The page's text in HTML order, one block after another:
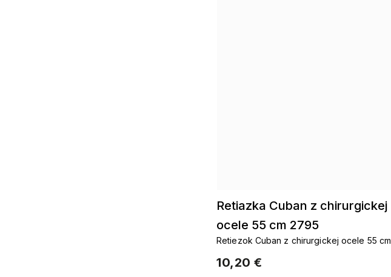
Retiazka Cuban z chirurgickej
ocele 55 cm 2795
10,20 €
Retiezok Cuban z chirurgickej ocele 55 cm